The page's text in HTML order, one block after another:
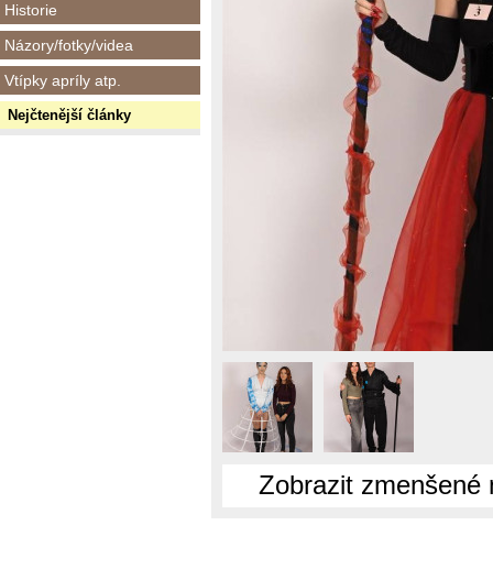
Historie
Názory/fotky/videa
Vtípky apríly atp.
Nejčtenější články
Zobrazit zmenšené